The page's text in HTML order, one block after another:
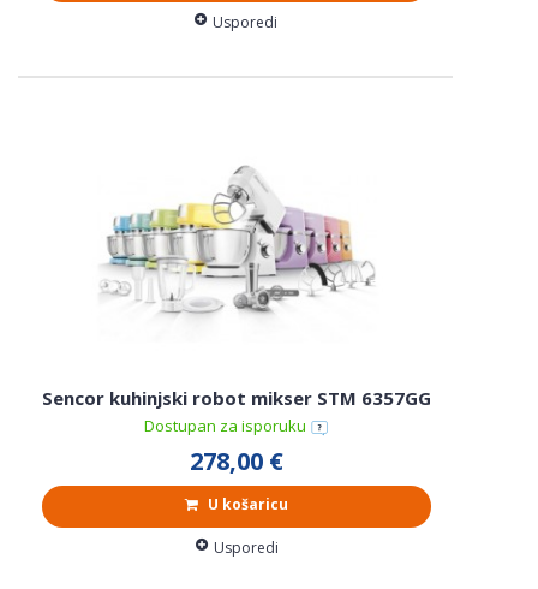
Usporedi
Sencor kuhinjski robot mikser STM 6357GG
Dostupan za isporuku
278,00 €
U košaricu
Usporedi